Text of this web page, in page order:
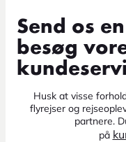
Send os
besøg
Husk at visse
flyrejser og
partnere.
på